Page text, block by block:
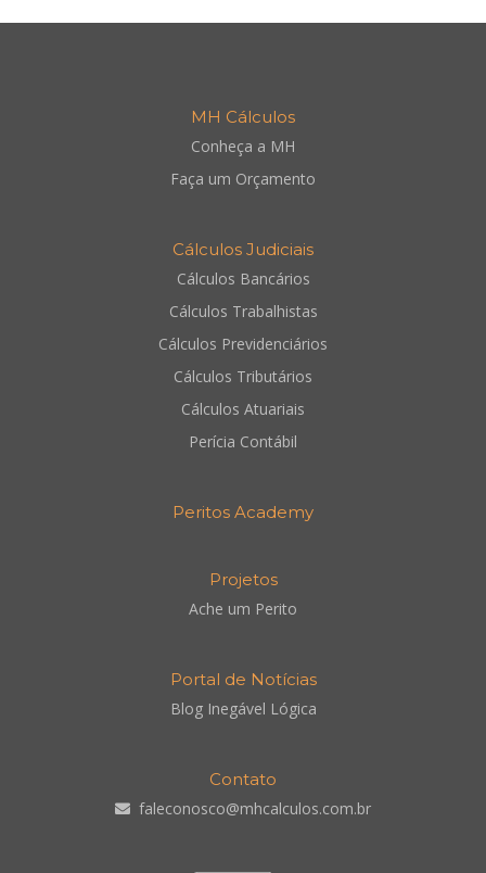
MH Cálculos
Conheça a MH
Faça um Orçamento
Cálculos Judiciais
Cálculos Bancários
Cálculos Trabalhistas
Cálculos Previdenciários
Cálculos Tributários
Cálculos Atuariais
Perícia Contábil
Peritos Academy
Projetos
Ache um Perito
Portal de Notícias
Blog Inegável Lógica
Contato
faleconosco@mhcalculos.com.br